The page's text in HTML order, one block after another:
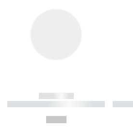
------------
----------- ----------- ----------